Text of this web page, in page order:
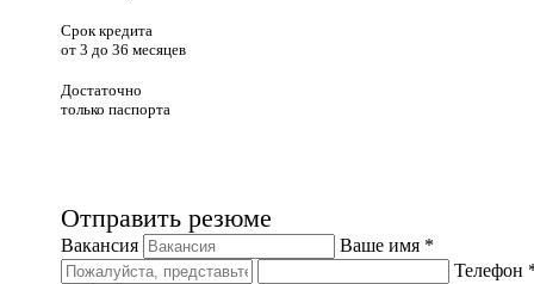
Срок кредита
от 3 до 36 месяцев
Достаточно
только паспорта
Отправить резюме
Вакансия
Ваше имя *
Телефон